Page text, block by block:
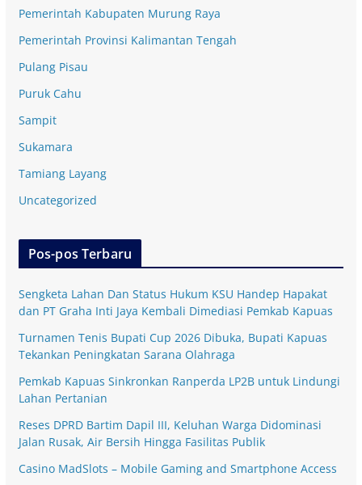
Pemerintah Kabupaten Murung Raya
Pemerintah Provinsi Kalimantan Tengah
Pulang Pisau
Puruk Cahu
Sampit
Sukamara
Tamiang Layang
Uncategorized
Pos-pos Terbaru
Sengketa Lahan Dan Status Hukum KSU Handep Hapakat
dan PT Graha Inti Jaya Kembali Dimediasi Pemkab Kapuas
Turnamen Tenis Bupati Cup 2026 Dibuka, Bupati Kapuas
Tekankan Peningkatan Sarana Olahraga
Pemkab Kapuas Sinkronkan Ranperda LP2B untuk Lindungi
Lahan Pertanian
Reses DPRD Bartim Dapil III, Keluhan Warga Didominasi
Jalan Rusak, Air Bersih Hingga Fasilitas Publik
Casino MadSlots – Mobile Gaming and Smartphone Access